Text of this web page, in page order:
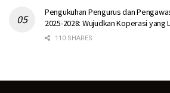
Pengukuhan Pengurus dan
2025-2028: Wujudkan Koperasi yang
110 SHARES